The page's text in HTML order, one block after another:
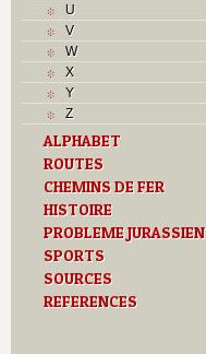
U
V
W
X
Y
Z
ALPHABET
ROUTES
CHEMINS DE FER
HISTOIRE
PROBLEME JURASSIEN
SPORTS
SOURCES
REFERENCES